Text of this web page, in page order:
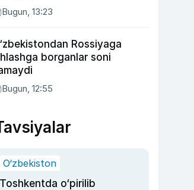
Bugun, 13:23
Rossiyaga
borganlar soni
Bugun, 12:55
O‘zbekiston
Toshkentda o‘pirilib